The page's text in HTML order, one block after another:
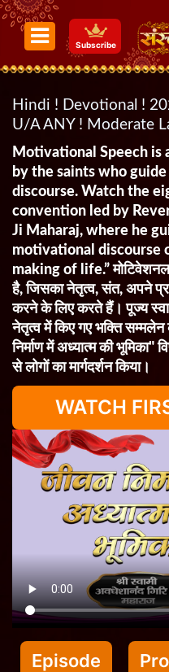
Subscribe
Hindi ! Devotional !
U/A ANY ! Moderate
Motivational Speech is
by the saints who
discourse. Watch the
convention led by
Ji Maharaj, where he
motivational discourse
making of life.”
है, जिसका नेतृत्व, संत, अपने
करने के लिए करते हैं। पूज्य
नेतृत्व में किए गए भक्ति
निर्माण में अध्यात्म की
से लोगों का मार्गदर्शन किया।
WATCH
Episode